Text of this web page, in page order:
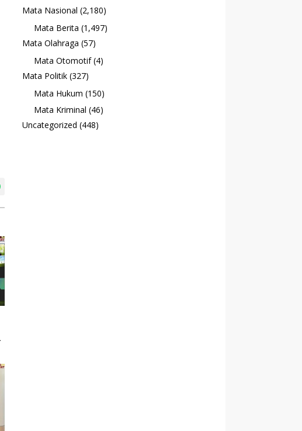
Mata Nasional (2,180)
Mata Berita (1,497)
Mata Olahraga (57)
Mata Otomotif(4)
Mata Politik (327)
Mata Hukum (150)
Mata Kriminal (46)
Uncategorized (448)